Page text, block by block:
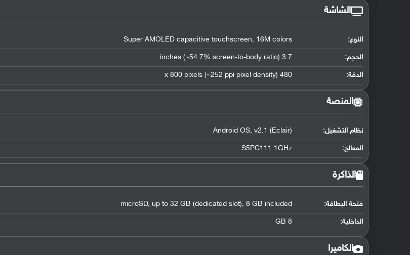
الشاشة
النوع: Super AMOLED capacitive touchscreen, 16M colors
الحجم: 3.7 inches (~54.7% screen-to-body ratio)
الدقة: 480 x 800 pixels (~252 ppi pixel density)
المنصة
نظام التشغيل:
Android OS, v2.1 (Eclair)
المعالج:
S5PC111 1GHz
الذاكرة
فتحة البطاقة: microSD, up to 32 GB (dedicated slot), 8 GB included
الداخلية: 8 GB
الكاميرا